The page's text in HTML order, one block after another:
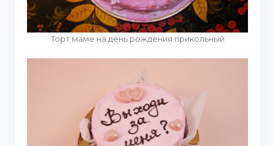
Торт маме на день рождения прикольный